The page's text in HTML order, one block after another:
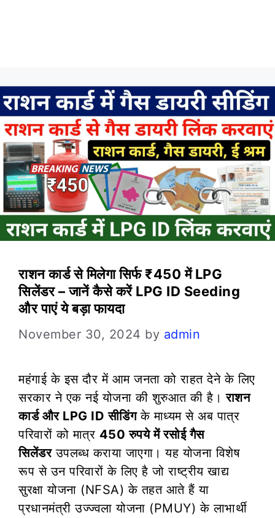
राशन कार्ड से मिलेगा सिर्फ ₹450 में LPG
सिलेंडर – जानें कैसे करें LPG ID Seeding
और पाएं ये बड़ा फायदा
November 30, 2024 by admin
महंगाई के इस दौर में आम जनता को राहत देने के लिए
सरकार ने एक नई योजना की शुरुआत की है।राशन
कार्ड और LPG ID सीडिंगके माध्यम से अब पात्र
परिवारों को मात्र 450 रुपये में रसोई गैस
सिलेंडरउपलब्ध कराया जाएगा। यह योजना विशेष
रूप से उन परिवारों के लिए है जो राष्ट्रीय खाद्य
सुरक्षा योजना (NFSA) के तहत आते हैं या
प्रधानमंत्री उज्ज्वला योजना (PMUY) के लाभार्थी